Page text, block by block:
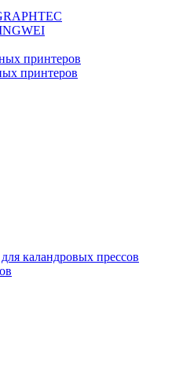
принтеров
принтеров
каландровых прессов